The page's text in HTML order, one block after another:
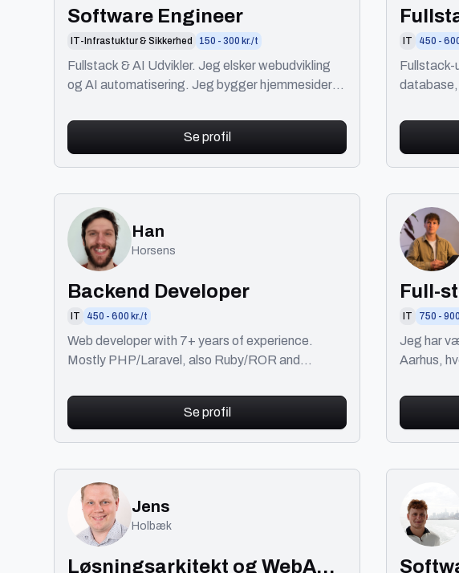
Software Engineer
IT-Infrastuktur & Sikkerhed 150 - 300 kr./t
Fullstack & AI Udvikler. Jeg elsker webudvikling
og AI automatisering. Jeg bygger hjemmesider,
Se profil
IT 450 -
Fullstack-
database,
Han
Horsens
Backend Developer
IT 450 - 600 kr./t
Web developer with 7+ years of experience.
Mostly PHP/Laravel, also Ruby/ROR and
shape.
Se profil
Full-
IT 750 -
Jeg har
Aarhus,
Jens
Holbæk
Løsningsarkitekt og WebApp